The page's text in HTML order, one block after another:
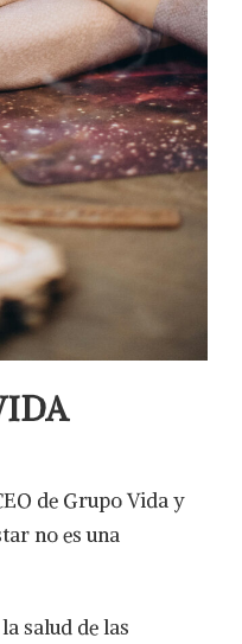
de Grupo Vida y
no es una
salud de las